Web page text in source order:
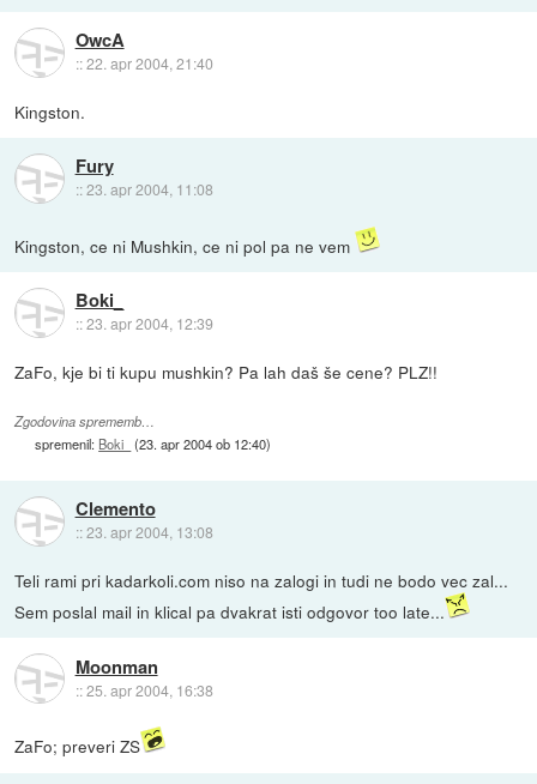
OwcA
::22. apr 2004, 21:40
Kingston.
Fury
::23. apr 2004, 11:08
Kingston, ce ni Mushkin, ce ni pol pa ne vem
Boki_
::23. apr 2004, 12:39
ZaFo, kje bi ti kupu mushkin? Pa lah daš še cene? PLZ!!
Zgodovina sprememb…
spremenil: Boki_ (23. apr 2004 ob 12:40)
Clemento
::23. apr 2004, 13:08
Teli rami pri kadarkoli.com niso na zalogi in tudi ne bodo vec zal...
Sem poslal mail in klical pa dvakrat isti odgovor too late...
Moonman
::25. apr 2004, 16:38
ZaFo; preveri ZS